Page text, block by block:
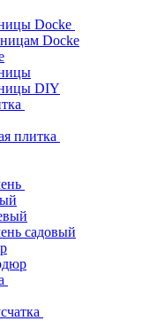
Docke
Docke
DIY
плитка
садовый